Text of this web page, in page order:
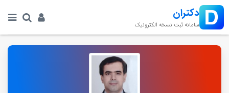
دکتران
سامانه ثبت نسخه الکترونیک